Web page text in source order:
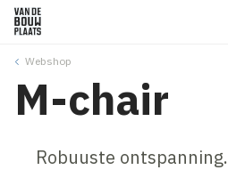
Webshop
M-chair
Robuuste ontspanning.